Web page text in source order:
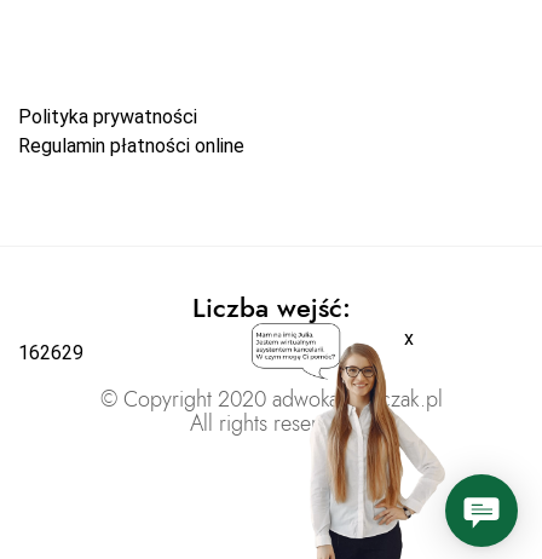
x
Polityka prywatności
Regulamin płatności online
Liczba wejść:
162629
© Copyright 2020 adwokatratajczak.pl
All rights reserved